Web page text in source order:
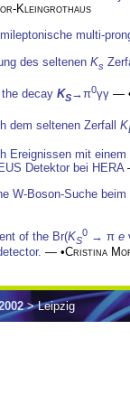
Kleingrothaus
multi-
des seltenen Ks
decay KS→π0γγ —
dem seltenen Zerfall K
Ereignissen mit
Detektor bei HERA
W-Boson-Suche
of the Br(KS
0 → π e
— •Cristina
> Leipzig